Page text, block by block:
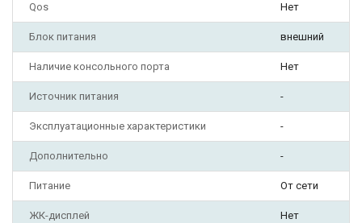
Qos Нет
Блок питания внешний
Наличие консольного порта Нет
Источник питания -
Эксплуатационные характеристики -
Дополнительно -
Питание От сети
ЖК-дисплей Нет